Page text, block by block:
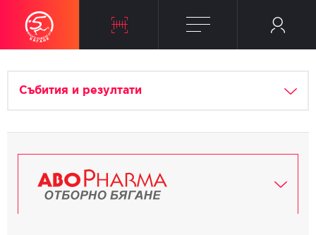
Събития и резултати